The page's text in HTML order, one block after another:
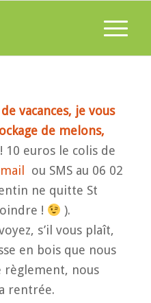
vacances, je vous
de melons,
10 euros le colis de
mail
ou SMS au 06 02
ne quitte St
!
).
s’il vous plaît,
en bois que nous
règlement, nous
rentrée.